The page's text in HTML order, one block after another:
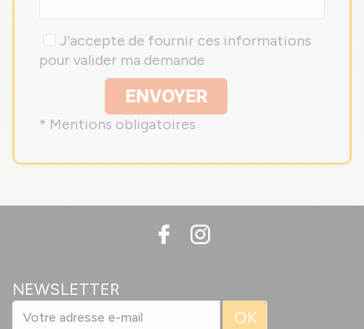
J'accepte de fournir ces informations
pour valider ma demande
ENVOYER
* Mentions obligatoires
NEWSLETTER
OK